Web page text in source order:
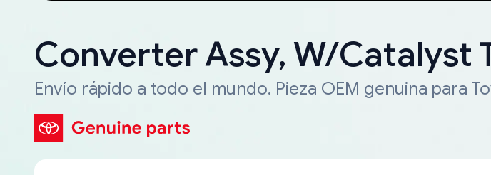
Converter Assy, W/Catalyst
Envío rápido a todo el mundo. Pieza OEM genuina para